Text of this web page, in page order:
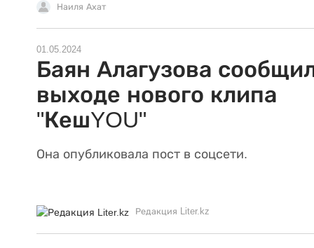
Наиля Ахат
01.05.2024
Баян Алагузова
выходе нового клипа
"КешYOU"
Она опубликовала пост в соцсети.
Редакция Liter.kz